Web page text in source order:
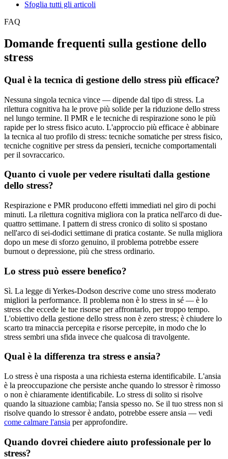
Sfoglia tutti gli articoli
FAQ
Domande frequenti sulla gestione dello
stress
Qual è la tecnica di gestione dello stress più efficace?
Nessuna singola tecnica vince — dipende dal tipo di stress. La
rilettura cognitiva ha le prove più solide per la riduzione dello stress
nel lungo termine. Il PMR e le tecniche di respirazione sono le più
rapide per lo stress fisico acuto. L'approccio più efficace è abbinare
la tecnica al tuo profilo di stress: tecniche somatiche per stress fisico,
tecniche cognitive per stress da pensieri, tecniche comportamentali
per il sovraccarico.
Quanto ci vuole per vedere risultati dalla gestione
dello stress?
Respirazione e PMR producono effetti immediati nel giro di pochi
minuti. La rilettura cognitiva migliora con la pratica nell'arco di due-
quattro settimane. I pattern di stress cronico di solito si spostano
nell'arco di sei-dodici settimane di pratica costante. Se nulla migliora
dopo un mese di sforzo genuino, il problema potrebbe essere
burnout o depressione, più che stress ordinario.
Lo stress può essere benefico?
Sì. La legge di Yerkes-Dodson descrive come uno stress moderato
migliori la performance. Il problema non è lo stress in sé — è lo
stress che eccede le tue risorse per affrontarlo, per troppo tempo.
L'obiettivo della gestione dello stress non è zero stress; è chiudere lo
scarto tra minaccia percepita e risorse percepite, in modo che lo
stress sembri una sfida invece che qualcosa di travolgente.
Qual è la differenza tra stress e ansia?
Lo stress è una risposta a una richiesta esterna identificabile. L'ansia
è la preoccupazione che persiste anche quando lo stressor è rimosso
o non è chiaramente identificabile. Lo stress di solito si risolve
quando la situazione cambia; l'ansia spesso no. Se il tuo stress non si
risolve quando lo stressor è andato, potrebbe essere ansia — vedi
come calmare l'ansia per approfondire.
Quando dovrei chiedere aiuto professionale per lo
stress?